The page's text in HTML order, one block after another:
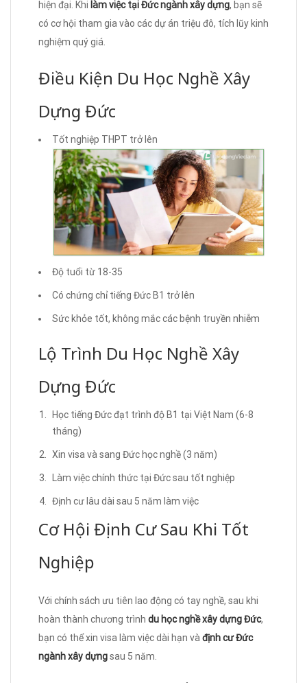
hiện đại. Khi làm việc tại Đức ngành xây dựng, bạn sẽ
có cơ hội tham gia vào các dự án triệu đô, tích lũy kinh
nghiệm quý giá.
Điều Kiện Du Học Nghề Xây
Dựng Đức
Tốt nghiệp THPT trở lên
Độ tuổi từ 18-35
Có chứng chỉ tiếng Đức B1 trở lên
Sức khỏe tốt, không mắc các bệnh truyền nhiễm
Lộ Trình Du Học Nghề Xây
Dựng Đức
Học tiếng Đức đạt trình độ B1 tại Việt Nam (6-8
tháng)
Xin visa và sang Đức học nghề (3 năm)
Làm việc chính thức tại Đức sau tốt nghiệp
Định cư lâu dài sau 5 năm làm việc
Cơ Hội Định Cư Sau Khi Tốt
Nghiệp
Với chính sách ưu tiên lao động có tay nghề, sau khi
hoàn thành chương trình du học nghề xây dựng Đức,
bạn có thể xin visa làm việc dài hạn và định cư Đức
ngành xây dựngsau 5 năm.